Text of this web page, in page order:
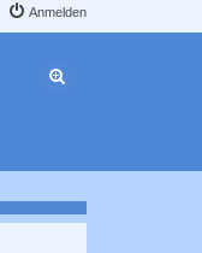
Anmelden